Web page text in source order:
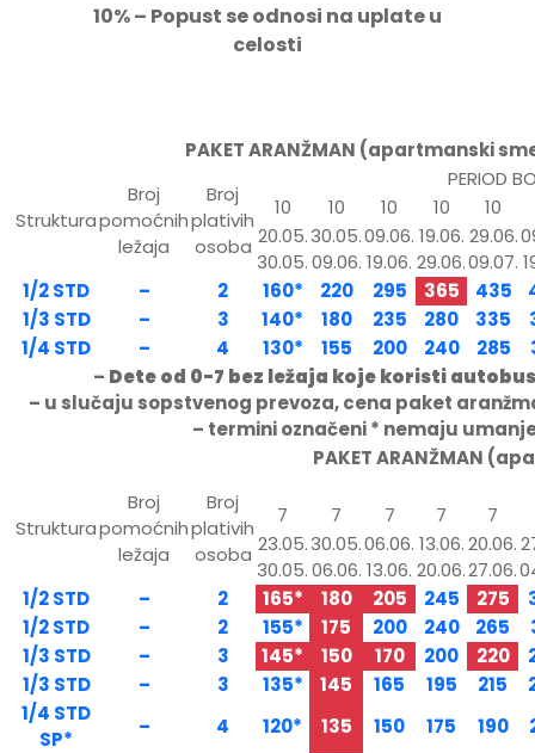
10% – Popust se odnosi na uplate u
celosti
PAKET ARANŽMAN (apartmanski
Struktura
Broj
pomoćnih
ležaja
Broj
plativih
osoba
PERIOD
10
10 10 10
10
20.05.
30.05.
30.05.
09.06.
09.06.
19.06.
19.06.
29.06.
29.06.
09.07.
1/2 STD
– 2 160* 220 295 365 435
1/3 STD
– 3 140* 180 235 280 335
1/4 STD
– 4 130* 155 200 240 285
– Dete od 0-7 bez ležaja koje koristi
– u slučaju sopstvenog prevoza, cena paket
– termini označeni * nemaju
PAKET ARANŽMAN
Struktura
Broj
pomoćnih
ležaja
Broj
plativih
osoba
7 7 7 7
7
23.05.
30.05.
30.05.
06.06.
06.06.
13.06.
13.06.
20.06.
20.06.
27.06.
1/2 STD
– 2 165* 180 205 245 275
1/2 STD
– 2 155* 175 200 240 265
1/3 STD
– 3 145* 150 170 200 220
1/3 STD
– 3 135* 145 165 195 215
1/4 STD
SP*
– 4 120* 135 150 175 190